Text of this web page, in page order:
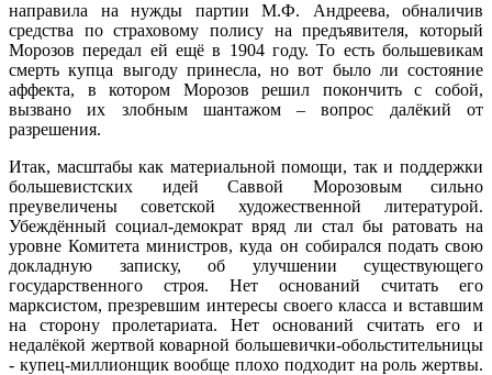
направила на нужды партии М.Ф. Андреева, обналичив
средства по страховому полису на предъявителя, который
Морозов передал ей ещё в 1904 году. То есть большевикам
смерть купца выгоду принесла, но вот было ли состояние
аффекта, в котором Морозов решил покончить с собой,
вызвано их злобным шантажом – вопрос далёкий от
разрешения.
Итак, масштабы как материальной помощи, так и поддержки
большевистских идей Саввой Морозовым сильно
преувеличены советской художественной литературой.
Убеждённый социал-демократ вряд ли стал бы ратовать на
уровне Комитета министров, куда он собирался подать свою
докладную записку, об улучшении существующего
государственного строя. Нет оснований считать его
марксистом, презревшим интересы своего класса и вставшим
на сторону пролетариата. Нет оснований считать его и
недалёкой жертвой коварной большевички-обольстительницы
- купец-миллионщик вообще плохо подходит на роль жертвы.